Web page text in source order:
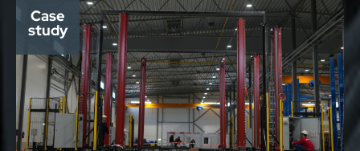
Case
study